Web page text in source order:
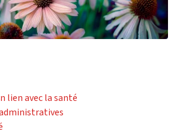
lien avec la santé